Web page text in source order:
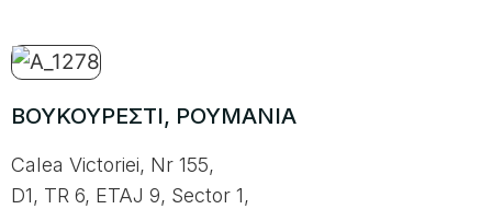
ΒΟΥΚΟΥΡΕΣΤΙ, ΡΟΥΜΑΝΙΑ
Calea Victoriei, Nr 155,
D1, TR 6, ETAJ 9, Sector 1,